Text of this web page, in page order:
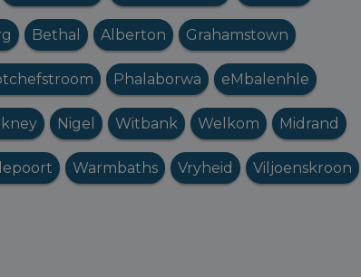
Bethal Alberton Grahamstown
Phalaborwa eMbalenhle
Nigel Witbank Welkom Midrand
Warmbaths Vryheid Viljoenskroon